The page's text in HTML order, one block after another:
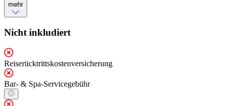
mehr
Nicht inkludiert
Reiserücktrittskostenversicherung
Bar- & Spa-Servicegebühr